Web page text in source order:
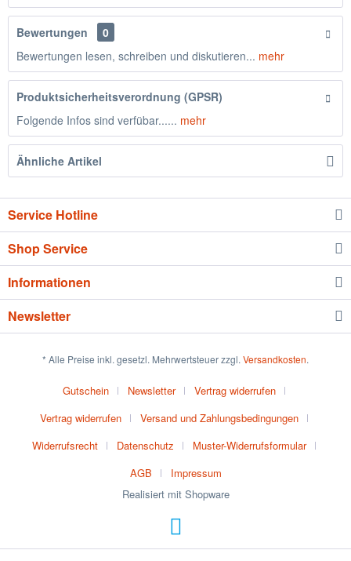
Bewertungen
0
Bewertungen lesen, schreiben und diskutieren... mehr
Produktsicherheitsverordnung (GPSR)
Folgende Infos sind verfübar...... mehr
Ähnliche Artikel
Service Hotline
Shop Service
Informationen
Newsletter
* Alle Preise inkl. gesetzl. Mehrwertsteuer zzgl. Versandkosten.
Gutschein Newsletter
Vertrag widerrufen
Vertrag widerrufen
Versand und Zahlungsbedingungen
Widerrufsrecht
Datenschutz
Muster-Widerrufsformular
AGB
Impressum
Realisiert mit Shopware